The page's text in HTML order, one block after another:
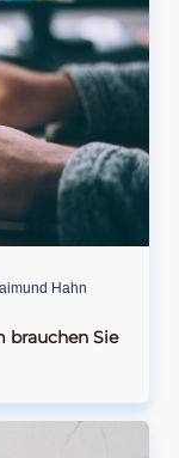
Hahn
brauchen Sie